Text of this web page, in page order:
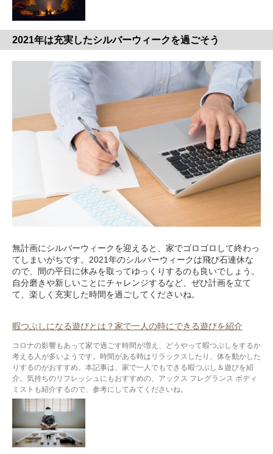
2021年は充実したシルバーウィークを過ごそう
無計画にシルバーウィークを迎えると、家でゴロゴロして終わっ
てしまいがちです。2021年のシルバーウィークは飛び石連休な
ので、間の平日に休みを取ってゆっくりするのも良いでしょう。
自分磨きや新しいことにチャレンジするなど、ぜひ計画を立て
て、楽しく充実した時間を過ごしてくださいね。
暇つぶしになる遊びとは？家で一人の時にできる遊びを紹介
コロナの影響もあって家で過ごす時間が増え、どうやって暇つぶしをするか
考える人が多いようです。時間がある時はリラックスしたり、体を動かした
りするのがおすすめ。本記事は、家で一人でもできる暇つぶし＆遊びを紹
介。気持ちのリフレッシュにもおすすめの、アックス フレグランス ボディ
ミストも紹介するので、参考にしてみてくださいね。